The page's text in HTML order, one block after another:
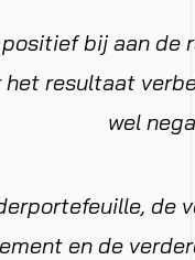
bij aan
het resultaat
wel
de
en de